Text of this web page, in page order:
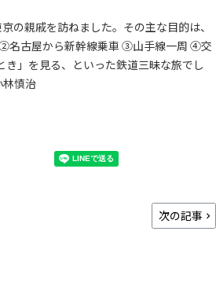
の親戚を訪ねました。その主な目的は、
名古屋から新幹線乗車 ③山手線一周 ④交
」を見る、といった鉄道三昧な旅でし
慎治
次の記事